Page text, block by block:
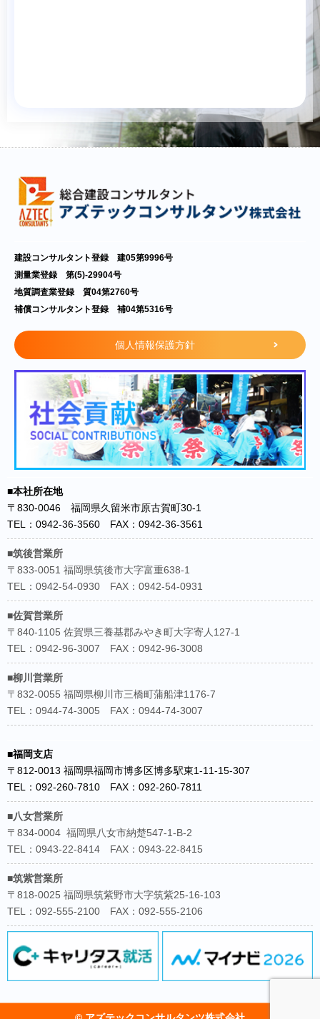
建設コンサルタント登録 建05第9996号
測量業登録 第(5)-29904号
地質調査業登録 質04第2760号
補償コンサルタント登録 補04第5316号
個人情報保護方針
■本社所在地
〒830-0046 福岡県久留米市原古賀町30-1
TEL：0942-36-3560 FAX：0942-36-3561
■筑後営業所
〒833-0051 福岡県筑後市大字富重638-1
TEL：0942-54-0930 FAX：0942-54-0931
■佐賀営業所
〒840-1105 佐賀県三養基郡みやき町大字寄人127-1
TEL：0942-96-3007 FAX：0942-96-3008
■柳川営業所
〒832-0055 福岡県柳川市三橋町蒲船津1176-7
TEL：0944-74-3005 FAX：0944-74-3007
■福岡支店
〒812-0013 福岡県福岡市博多区博多駅東1-11-15-307
TEL：092-260-7810 FAX：092-260-7811
■八女営業所
〒834-0004 福岡県八女市納楚547-1-B-2
TEL：0943-22-8414 FAX：0943-22-8415
■筑紫営業所
〒818-0025 福岡県筑紫野市大字筑紫25-16-103
TEL：092-555-2100 FAX：092-555-2106